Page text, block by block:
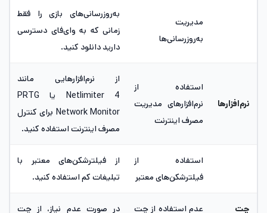
مدیریت
به‌روزرسانی‌ها
به‌روزرسانی‌های بازی را فقط
زمانی که به وای‌فای دسترسی
دارید دانلود کنید.
نرم‌افزارها
استفاده از
نرم‌افزارهای مدیریت
مصرف اینترنت
از نرم‌افزارهایی مانند
Netlimiter 4 یا PRTG
Network Monitor برای کنترل
مصرف اینترنت استفاده کنید.
استفاده از
فیلترشکن‌های معتبر
از فیلترشکن‌های معتبر با
تبلیغات کم استفاده کنید.
چت
عدم استفاده از چت
در صورت عدم نیاز، از چت